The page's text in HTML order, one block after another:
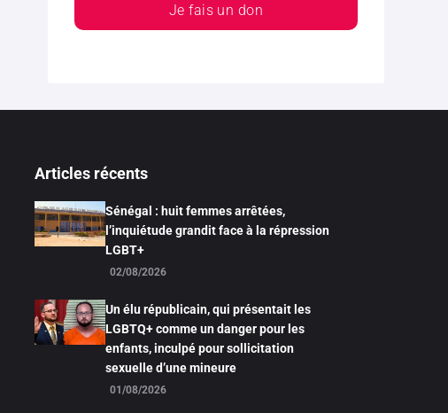
Je fais un don
Articles récents
Sénégal : huit femmes arrêtées,
l’inquiétude grandit face à la répression
LGBT+
02/08/2026
Un élu républicain, qui présentait les
LGBTQ+ comme un danger pour les
enfants, inculpé pour sollicitation
sexuelle d’une mineure
01/08/2026